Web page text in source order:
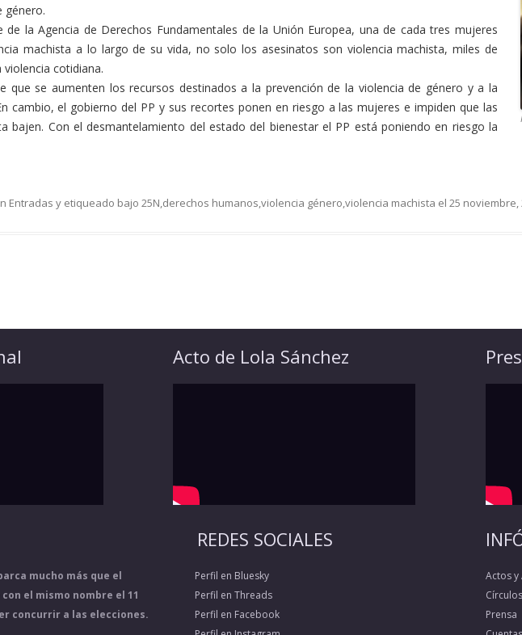
género.
de la Agencia de Derechos Fundamentales de la Unión Europea, una de cada tres mujeres
machista a lo largo de su vida, no solo los asesinatos son violencia machista, miles de
cotidiana.
que se aumenten los recursos destinados a la prevención de la violencia de género y a la
cambio, el gobierno del PP y sus recortes ponen en riesgo a las mujeres e impiden que las
bajen. Con el desmantelamiento del estado del bienestar el PP está poniendo en riesgo la
Entradas y etiqueado bajo 25N,derechos humanos,violencia género,violencia machista el 25 noviembre,
mucho más que el
el mismo nombre el 11
concurrir a las elecciones.
Acto de Lola Sánchez
REDES SOCIALES
Perfil en Bluesky
Perfil en Threads
Perfil en Facebook
Actos y
Prensa